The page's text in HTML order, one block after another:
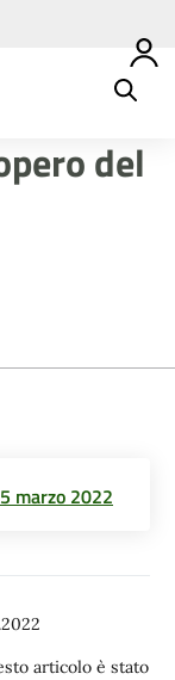
del
marzo 2022
articolo è stato